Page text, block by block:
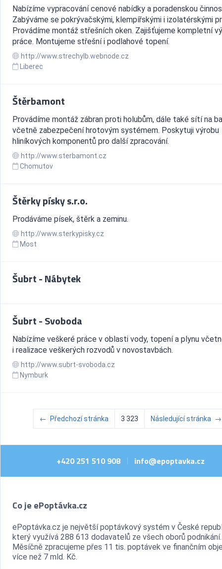
Nabízíme vypracování cenové nabídky a poradenskou
Zabýváme se pokrývačskými, klempířskými i izolatérskými
Provádíme montáž střešních oken. Zajišťujeme kompletní
práce. Montujeme střešní i podlahové topení.
http://www.strechylb.webnode.cz
Liberec
Štěrbamont
Provádíme montáž zábran proti holubům, dále také sítí na
včetně zabezpečení hrotovým systémem. Poskytuji výrobu
hliníkových komponentů pro další zpracování.
http://www.sterbamont.cz
Chomutov
Štěrky písky s.r.o.
Prodáváme písek, štěrk a zeminu.
http://www.sterkypisky.cz
Most
Šubrt - Nábytek
Šubrt - Svoboda
Nabízíme veškeré práce v oblasti vody, topení a plynu
i realizace veškerých rozvodů v novostavbách.
http://www.subrt-svoboda.cz
Nymburk
← Předchozí stránka 3 323 Následující stránka →
+420 251 510 908 info@epoptavka.cz
Co je ePoptávka.cz
ePoptávka.cz je největší poptávkový systém v České
který využívá 288 613 dodavatelů ze všech oborů podnikání.
Měsíčně zpracujeme přes 11 tis. poptávek ve finančním
více než 7 mld. Kč.